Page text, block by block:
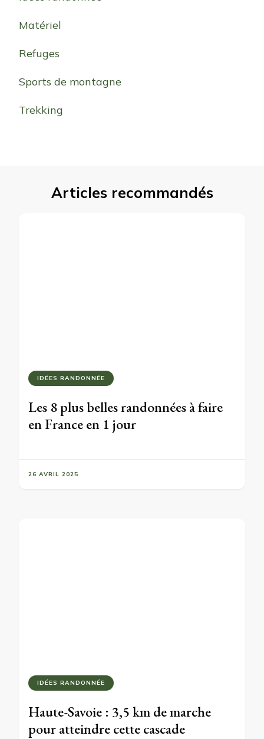
Matériel
Refuges
Sports de montagne
Trekking
Articles recommandés
IDÉES RANDONNÉE
Les 8 plus belles randonnées à faire
en France en 1 jour
26 AVRIL 2025
IDÉES RANDONNÉE
Haute-Savoie : 3,5 km de marche
pour atteindre cette cascade